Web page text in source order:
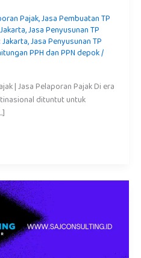
Pajak,Jasa Pembuatan TP
,Jasa Penyusunan TP
,Jasa Penyusunan TP
PPH dan PPN depok/
| Jasa Pelaporan Pajak Di era
dituntut untuk